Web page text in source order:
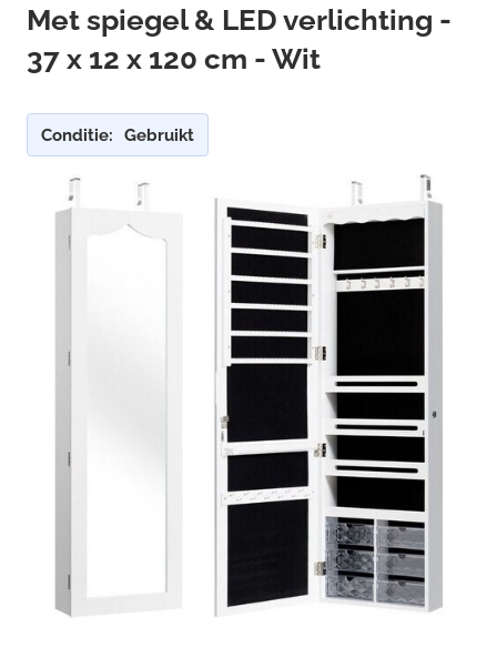
Met spiegel & LED verlichting -
37 x 12 x 120 cm - Wit
Conditie: Gebruikt